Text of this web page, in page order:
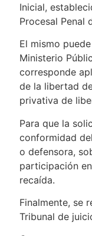
Inicial,
Procesal Penal
El mismo
Ministerio
corresponde
de la libertad
privativa de
Para que la
conformidad
o defensora,
participación
recaída.
Finalmente, se
Tribunal de